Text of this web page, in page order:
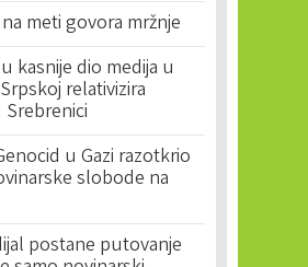
meti govora mržnje
kasnije dio medija u
relativizira
u Gazi razotkrio
slobode na
postane putovanje